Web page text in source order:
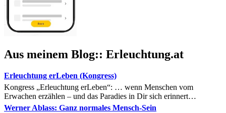
Aus meinem Blog:: Erleuchtung.at
Erleuchtung erLeben (Kongress)
Kongress „Erleuchtung erLeben“: … wenn Menschen vom
Erwachen erzählen – und das Paradies in Dir sich erinnert…
Werner Ablass: Ganz normales Mensch-Sein